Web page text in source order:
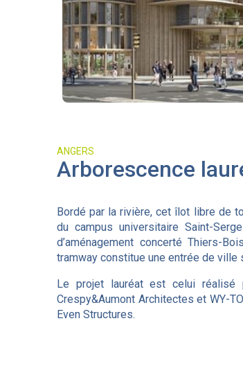
ANGERS
Arborescence
Bordé par la rivière, cet îlot libre de
du campus universitaire Saint-
d’aménagement concerté Thiers-
tramway constitue une entrée de
Le projet lauréat est celui réalisé
Crespy&Aumont Architectes et WY-
Even Structures.